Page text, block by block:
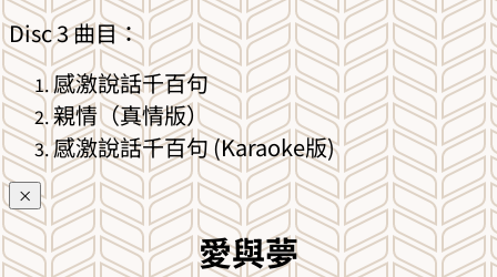
Disc 3 曲目：
感激說話千百句
親情（真情版）
感激說話千百句 (Karaoke版)
×
愛與夢